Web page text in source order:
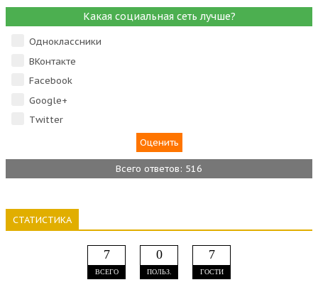
Какая социальная сеть лучше?
Одноклассники
ВКонтакте
Facebook
Google+
Тwitter
Всего ответов: 516
СТАТИСТИКА
7
ВСЕГО
0
ПОЛЬЗ.
7
ГОСТИ